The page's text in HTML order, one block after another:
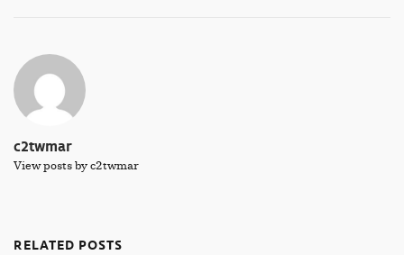
c2twmar
View posts by c2twmar
RELATED POSTS